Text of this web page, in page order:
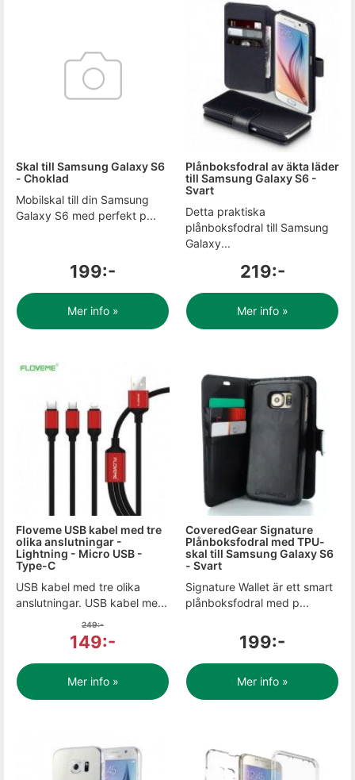
Skal till Samsung Galaxy S6
- Choklad
Mobilskal till din Samsung
Galaxy S6 med perfekt p...
199:-
Mer info »
Plånboksfodral av äkta läder
till Samsung Galaxy S6 -
Svart
Detta praktiska
plånboksfodral till Samsung
Galaxy...
219:-
Mer info »
Floveme USB kabel med tre
olika anslutningar -
Lightning - Micro USB -
Type-C
USB kabel med tre olika
anslutningar. USB kabel me...
249:-
149:-
Mer info »
CoveredGear Signature
Plånboksfodral med TPU-
skal till Samsung Galaxy S6
- Svart
Signature Wallet är ett smart
plånboksfodral med p...
199:-
Mer info »